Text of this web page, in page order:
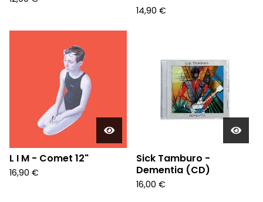
14,90 €
L I M - Comet 12"
16,90 €
Sick Tamburo -
Dementia (CD)
16,00 €